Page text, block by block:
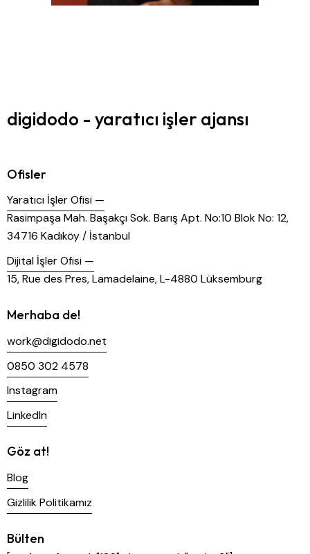
digidodo - yaratıcı işler ajansı
Ofisler
Yaratıcı İşler Ofisi —
Rasimpaşa Mah. Başakçı Sok. Barış Apt. No:10 Blok No: 12,
34716 Kadıköy / İstanbul
Dijital İşler Ofisi —
15, Rue des Pres, Lamadelaine, L-4880 Lüksemburg
Merhaba de!
work@digidodo.net
0850 302 4578
Instagram
LinkedIn
Göz at!
Blog
Gizlilik Politikamız
Bülten